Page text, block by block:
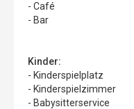
- Café
- Bar
Kinder:
- Kinderspielplatz
- Kinderspielzimmer
- Babysitterservice